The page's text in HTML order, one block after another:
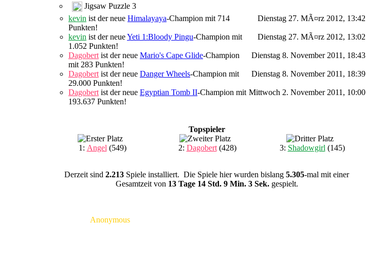
Jigsaw Puzzle 3
Dienstag 27. MÃ¤rz 2012, 13:42
kevin ist der neue Himalayaya-Champion mit 714
Punkten!
Dienstag 27. MÃ¤rz 2012, 13:02
kevin ist der neueYeti 1:Bloody Pingu-Champion mit
1.052 Punkten!
Dienstag 8. November 2011, 18:43
Dagobert ist der neue Mario's Cape Glide-Champion
mit 283 Punkten!
Dienstag 8. November 2011, 18:39
Dagobert ist der neue Danger Wheels-Champion mit
29.000 Punkten!
Mittwoch 2. November 2011, 10:00
Dagobert ist der neue Egyptian Tomb II-Champion mit
193.637 Punkten!
Topspieler
1: Angel (549) 2: Dagobert(428) 3: Shadowgirl (145)
Derzeit sind2.213 Spiele installiert. Die Spiele hier wurden bislang5.305-mal mit einer
Gesamtzeit von 13 Tage 14 Std. 9 Min. 3 Sek.gespielt.
Anonymous